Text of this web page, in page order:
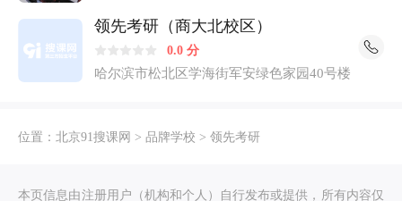
领先考研（商大北校区）
0.0 分
哈尔滨市松北区学海街军安绿色家园40号楼
位置：北京91搜课网 >品牌学校 >领先考研
本页信息由注册用户（机构和个人）自行发布或提供，所有内容仅